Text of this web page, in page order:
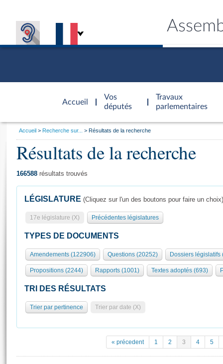
Accueil
d'accueil
Vos
députés
Travaux
parlementaires
Présidence
577 députés
Groupes politiques
Séance publique
Commissions et autres organes
Europe et International
Pétitions
Général
Rôle et pouvoirs de l'Assemblée
Organisation de l'Assemblée
Présidence Conférence des Présidents Bureau Collège des
Statistiques et chiffres clés
Documents de référence
( Constitution | Règlement de l'Assemblée ... )
Visiter l'Assemblée
Visite virtuelle du palais Bourbon
Assister à une séance
Vous
Accueil Recherche sur... Résultats de la recherche
Résultats de la recherche
166588 résultats trouvés
LÉGISLATURE (Cliquez sur l'un des boutons pour faire un choix)
17e législature (X) Précédentes législatures
TYPES DE DOCUMENTS
Amendements (122906) Questions (20252) Dossiers législatifs
Propositions (2244) Rapports (1001) Textes adoptés (693)
TRI DES RÉSULTATS
Trier par pertinence Trier par date (X)
« précedent 1 2 3 4 5